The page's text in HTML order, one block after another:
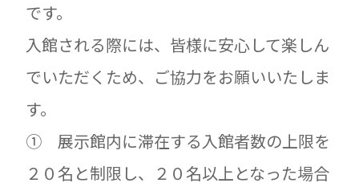
です。
入館される際には、皆様に安心して楽しん
でいただくため、ご協力をお願いいたしま
す。
① 展示館内に滞在する入館者数の上限を
２０名と制限し、２０名以上となった場合